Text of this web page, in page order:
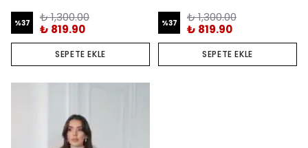
%37
₺ 1,300.00
₺ 819.90
SEPETE EKLE
%37
₺ 1,300.00
₺ 819.90
SEPETE EKLE